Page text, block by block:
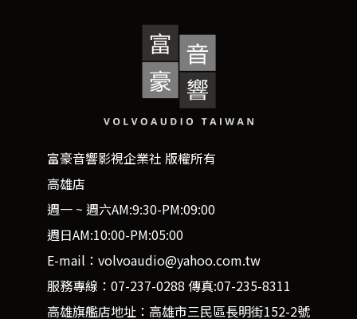
富豪音響影視企業社 版權所有
高雄店
週一 ~ 週六AM:9:30-PM:09:00
週日AM:10:00-PM:05:00
E-mail：volvoaudio@yahoo.com.tw
服務專線：07-237-0288 傳真:07-235-8311
高雄旗艦店地址：高雄市三民區長明街152-2號